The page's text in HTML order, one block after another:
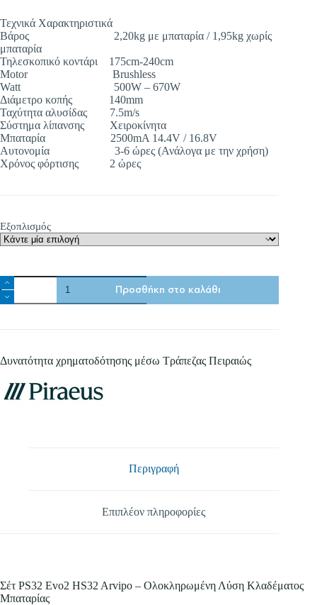
Τεχνικά Χαρακτηριστικά
Βάρος 2,20kg με μπαταρία / 1,95kg χωρίς
μπαταρία
Τηλεσκοπικό κοντάρι 175cm-240cm
Motor Brushless
Watt 500W – 670W
Διάμετρο κοπής 140mm
Ταχύτητα αλυσίδας 7.5m/s
Σύστημα λίπανσης Χειροκίνητα
Μπαταρία 2500mA 14.4V / 16.8V
Αυτονομία 3-6 ώρες (Ανάλογα με την χρήση)
Χρόνος φόρτισης 2 ώρες
Εξοπλισμός
Σέτ
PS32
Evo2
Arvipo
Προσθήκη στο καλάθι
Δυνατότητα χρηματοδότησης μέσω Τράπεζας Πειραιώς
Περιγραφή
Επιπλέον πληροφορίες
Σέτ PS32 Evo2 HS32 Arvipo – Ολοκληρωμένη Λύση Κλαδέματος
Μπαταρίας